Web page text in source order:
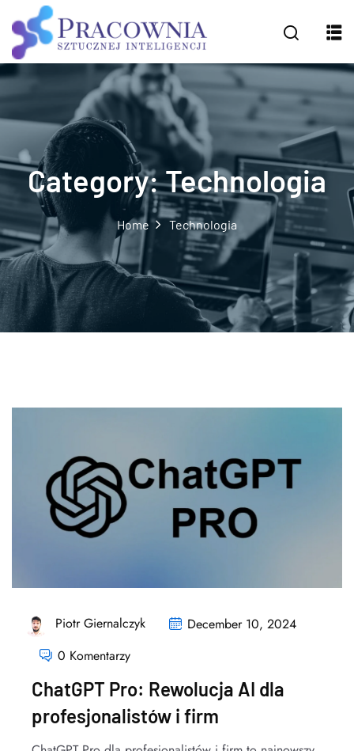
Category:Technologia
Home Technologia
Piotr Giernalczyk
December 10, 2024
0 Komentarzy
ChatGPT Pro: Rewolucja AI dla
profesjonalistów i firm